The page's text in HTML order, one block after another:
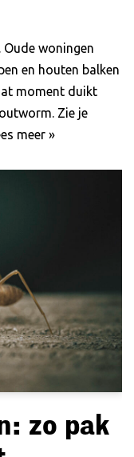
woningen
en houten balken
moment duikt
Zie je
meer »
zo pak